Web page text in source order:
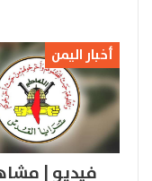
أخبار اليمن
فيديو |